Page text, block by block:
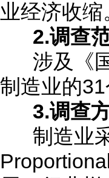
业经济收缩
2.调查
涉及《国
制造业的
3.调查
制造业采